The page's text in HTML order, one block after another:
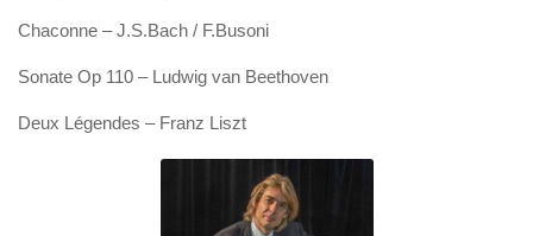
Chaconne –J.S.Bach / F.Busoni
Sonate Op 110 – Ludwig van Beethoven
Deux Légendes – Franz Liszt